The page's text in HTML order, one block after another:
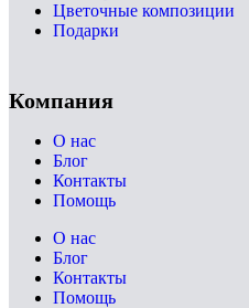
Цветочные композиции
Подарки
Компания
О нас
Блог
Контакты
Помощь
О нас
Блог
Контакты
Помощь